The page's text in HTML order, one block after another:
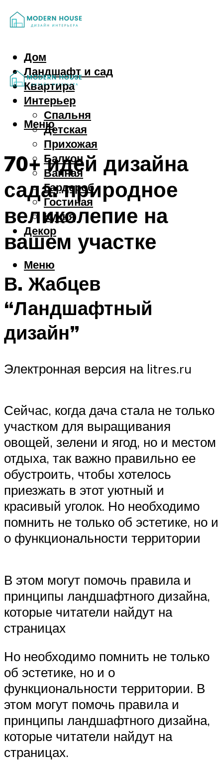
Дом
Ландшафт и сад
Квартира
Интерьер
Спальня
Детская
Прихожая
Балкон
Ванная
Гардероб
Гостиная
Кухня
Декор
Меню
Меню
70+ идей дизайна
сада: природное
великолепие на
вашем участке
В. Жабцев
“Ландшафтный
дизайн”
Электронная версия на litres.ru
Сейчас, когда дача стала не только
участком для выращивания
овощей, зелени и ягод, но и местом
отдыха, так важно правильно ее
обустроить, чтобы хотелось
приезжать в этот уютный и
красивый уголок. Но необходимо
помнить не только об эстетике, но и
о функциональности территории
В этом могут помочь правила и
принципы ландшафтного дизайна,
которые читатели найдут на
страницах
Но необходимо помнить не только
об эстетике, но и о
функциональности территории. В
этом могут помочь правила и
принципы ландшафтного дизайна,
которые читатели найдут на
страницах.